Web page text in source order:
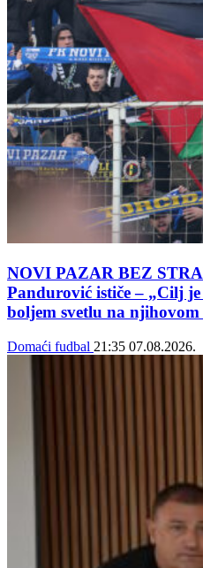
NOVI PAZAR BEZ
Pandurović ističe – „Cilj je
boljem svetlu na
Domaći fudbal 21:35 07.08.2026.